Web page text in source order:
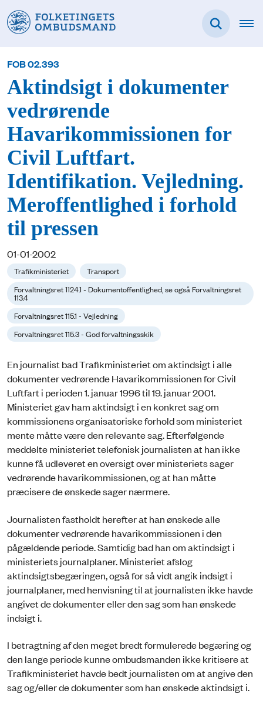
FOB 02.393
Aktindsigt i dokumenter
vedrørende
Havarikommissionen for
Civil Luftfart.
Identifikation. Vejledning.
Meroffentlighed i forhold
til pressen
01-01-2002
Trafikministeriet
Transport
Forvaltningsret 1124.1 - Dokumentoffentlighed, se også Forvaltningsret
113.4
Forvaltningsret 115.1 - Vejledning
Forvaltningsret 115.3 - God forvaltningsskik
En journalist bad Trafikministeriet om aktindsigt i alle
dokumenter vedrørende Havarikommissionen for Civil
Luftfart i perioden 1. januar 1996 til 19. januar 2001.
Ministeriet gav ham aktindsigt i en konkret sag om
kommissionens organisatoriske forhold som ministeriet
mente måtte være den relevante sag. Efterfølgende
meddelte ministeriet telefonisk journalisten at han ikke
kunne få udleveret en oversigt over ministeriets sager
vedrørende havarikommissionen, og at han måtte
præcisere de ønskede sager nærmere.
Journalisten fastholdt herefter at han ønskede alle
dokumenter vedrørende havarikommissionen i den
pågældende periode. Samtidig bad han om aktindsigt i
ministeriets journalplaner. Ministeriet afslog
aktindsigtsbegæringen, også for så vidt angik indsigt i
journalplaner, med henvisning til at journalisten ikke havde
angivet de dokumenter eller den sag som han ønskede
indsigt i.
I betragtning af den meget bredt formulerede begæring og
den lange periode kunne ombudsmanden ikke kritisere at
Trafikministeriet havde bedt journalisten om at angive den
sag og/eller de dokumenter som han ønskede aktindsigt i.